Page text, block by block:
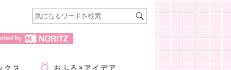
クス おふろ×アイデア